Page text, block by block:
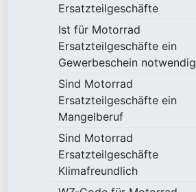
Ersatzteilgeschäfte
Ist für Motorrad
Ersatzteilgeschäfte ein
Gewerbeschein notwendig
Sind Motorrad
Ersatzteilgeschäfte ein
Mangelberuf
Sind Motorrad
Ersatzteilgeschäfte
Klimafreundlich